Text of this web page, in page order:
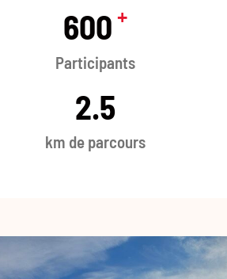
600 +
Participants
2.5
km de parcours